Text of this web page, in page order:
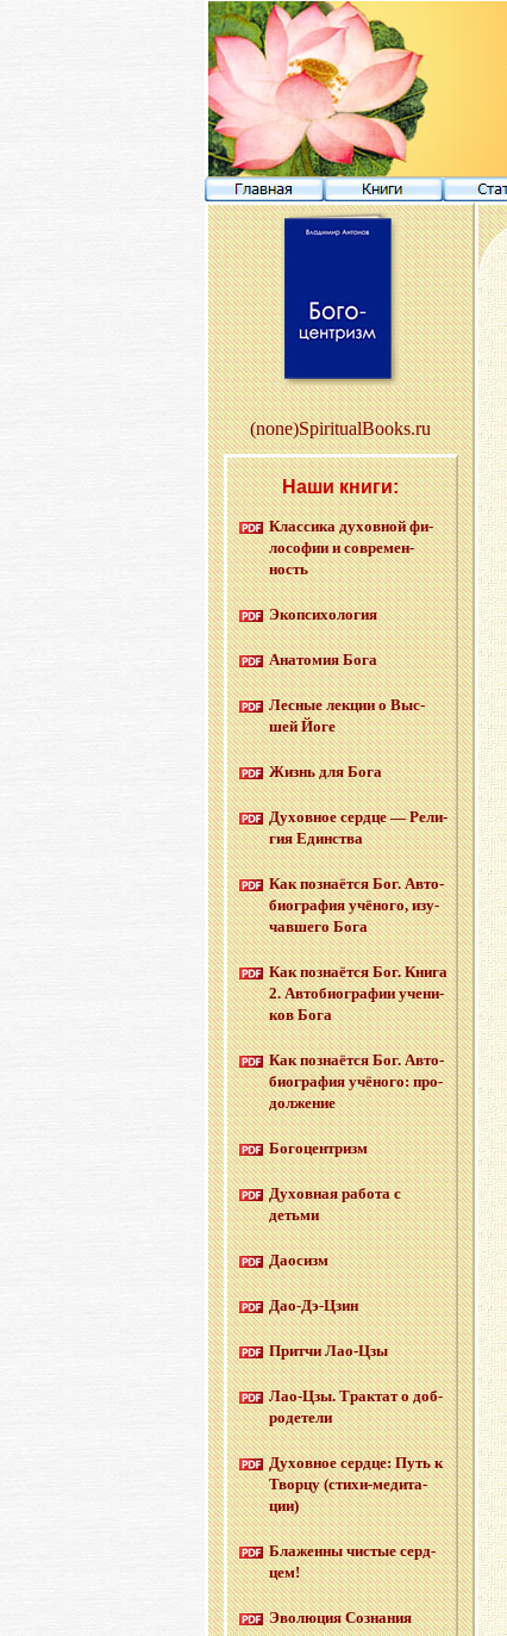
(none)SpiritualBooks.ru
Наши книги:
Клас­си­ка ду­хов­ной фи­
ло­со­фии и со­вре­мен­
ность
Эко­пси­хо­ло­гия
Ана­то­мия Бога
Лес­ные лек­ции о Выс­
шей Йоге
Жизнь для Бога
Ду­хов­ное серд­це — Ре­ли­
гия Един­ства
Как по­зна­ёт­ся Бог. Ав­то­
био­гра­фия учё­но­го, изу­
чав­ше­го Бога
Как по­зна­ёт­ся Бог. Книга
2. Ав­то­био­гра­фии уче­ни­
ков Бога
Как по­зна­ёт­ся Бог. Ав­то­
био­гра­фия учё­но­го: про­
дол­же­ние
Бо­го­цен­тризм
Ду­хов­ная ра­бо­та с
детьми
Дао­сизм
Дао-Дэ-Цзин
Прит­чи Лао-Цзы
Лао-Цзы. Трак­тат о доб­
ро­де­те­ли
Ду­хов­ное серд­це: Путь к
Твор­цу (сти­хи-ме­ди­та­
ции)
Бла­жен­ны чи­стые серд­
цем!
Эво­лю­ция Со­зна­ния